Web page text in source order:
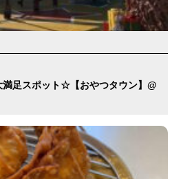
足スポット☆【おやつタウン】@